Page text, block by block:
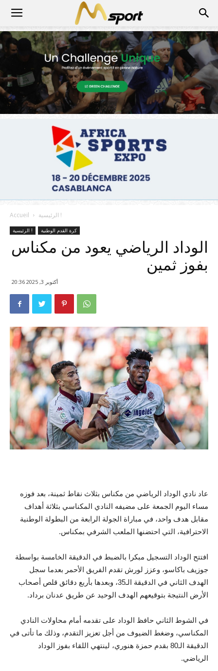
Accueil الرئيسية !
الرئيسية ! كرة القدم الوطنية
الوداد الرياضي يعود من مكناس
بفوز ثمين
أكتوبر 3, 2025 20:36
عاد نادي الوداد الرياضي من مكناس بثلاث نقاط ثمينة، بعد فوزه
مساء اليوم الجمعة على مضيفه النادي المكناسي بثلاثة أهداف
مقابل هدف واحد، في مباراة الجولة الرابعة من البطولة الوطنية
الاحترافية، التي احتضنها الملعب الشرفي بمكناس.
افتتح الوداد التسجيل مبكرا بالضبط في الدقيقة الخامسة بواسطة
جوزيف باكاسو، وعزز لورش تقدم الفريق الأحمر بعدما سجل
الهدف الثاني في الدقيقة الـ35، وبعدها بأربع دقائق قلص أصحاب
الأرض النتيجة بتوقيعهم الهدف الوحيد عن طريق عدنان برداد.
في الشوط الثاني حافظ الوداد على تقدمه أمام محاولات النادي
المكناسي، وضغط الضيوف من أجل تعزيز التقدم، وذلك ما تأتى في
الدقيقة الـ80 بقدم حمزة هنوري، لينتهي اللقاء بفوز الوداد
الرياضي.